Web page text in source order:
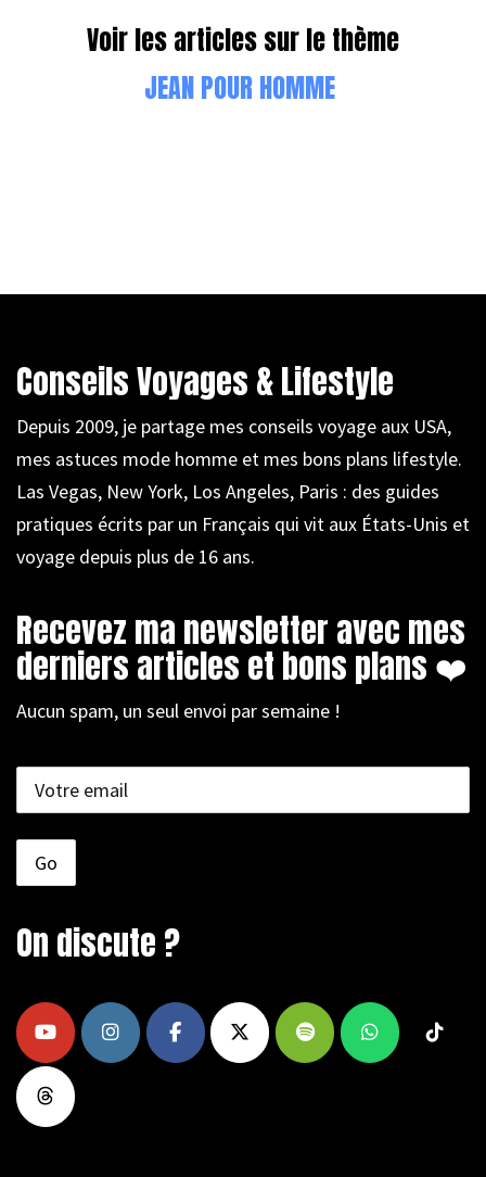
Voir les articles sur le thème
JEAN POUR HOMME
Conseils Voyages & Lifestyle
Depuis 2009, je partage mes conseils voyage aux USA,
mes astuces mode homme et mes bons plans lifestyle.
Las Vegas, New York, Los Angeles, Paris : des guides
pratiques écrits par un Français qui vit aux États-Unis et
voyage depuis plus de 16 ans.
Recevez ma newsletter avec mes
derniers articles et bons plans ❤️
Aucun spam, un seul envoi par semaine !
On discute ?